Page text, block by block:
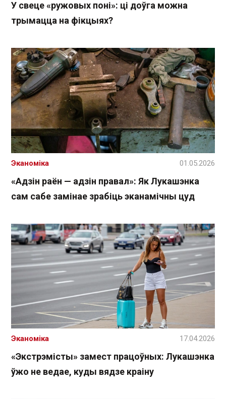
У свеце «ружовых поні»: ці доўга можна
трымацца на фікцыях?
«Адзін раён — адзін правал»: Як Лукашэнка
сам сабе замінае зрабіць эканамічны цуд
Эканоміка 01.05.2026
«Экстрэмісты» замест працоўных: Лукашэнка
ўжо не ведае, куды вядзе краіну
Эканоміка 17.04.2026